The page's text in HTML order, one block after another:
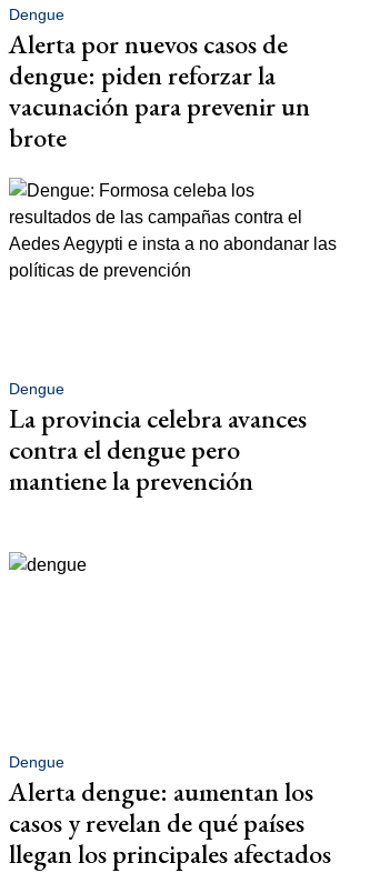
Dengue
Alerta por nuevos casos de
dengue: piden reforzar la
vacunación para prevenir un
brote
Dengue
La provincia celebra avances
contra el dengue pero
mantiene la prevención
Dengue
Alerta dengue: aumentan los
casos y revelan de qué países
llegan los principales afectados